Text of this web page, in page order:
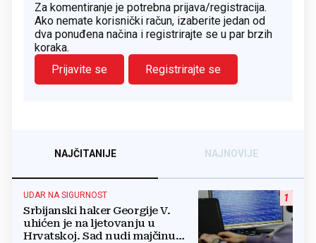
Za komentiranje je potrebna prijava/registracija.
Ako nemate korisnički račun, izaberite jedan od
dva ponuđena načina i registrirajte se u par brzih
koraka.
Prijavite se
Registrirajte se
NAJČITANIJE NAJNOVIJE
1
UDAR NA SIGURNOST
Srbijanski haker Georgije V.
uhićen je na ljetovanju u
Hrvatskoj. Sad nudi majčinu